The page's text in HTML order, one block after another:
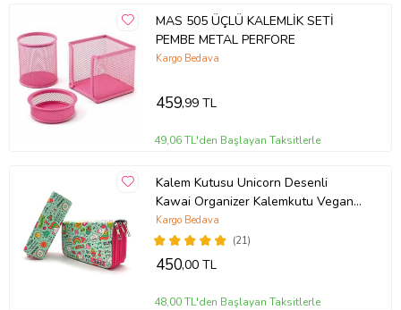
MAS 505 ÜÇLÜ KALEMLİK SETİ
PEMBE METAL PERFORE
Kargo Bedava
459,99 TL
49,06 TL'den Başlayan Taksitlerle
Kalem Kutusu Unicorn Desenli
Kawai Organizer Kalemkutu Vegan
Deri Üç Bölmeli Kalemlik
(21)
Kargo Bedava
450,00 TL
48,00 TL'den Başlayan Taksitlerle